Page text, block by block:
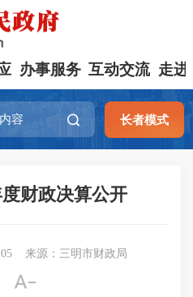
办事服务 互动交流 走进
长者模式
财政决算公开
来源：三明市财政局
